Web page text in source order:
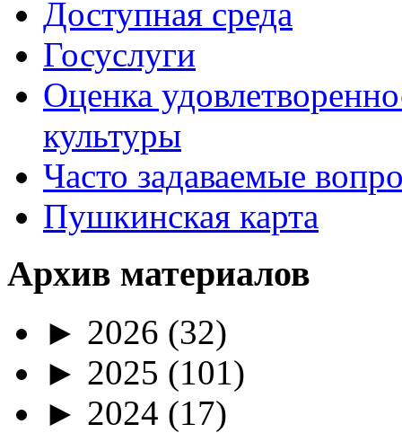
Доступная среда
Госуслуги
Оценка
культуры
Часто задаваемые
Пушкинская карта
Архив материалов
► 2026 (32)
► 2025 (101)
► 2024 (17)